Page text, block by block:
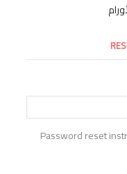
Password reset